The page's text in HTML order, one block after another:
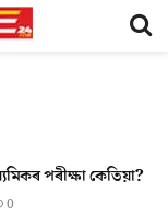
পৰীক্ষা কেতিয়া?
0